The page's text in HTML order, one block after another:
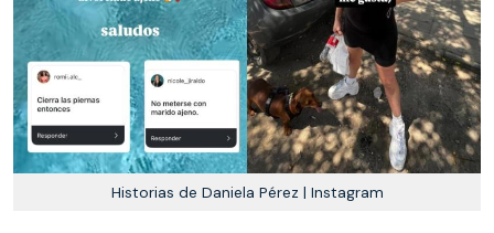
Historias de Daniela Pérez | Instagram